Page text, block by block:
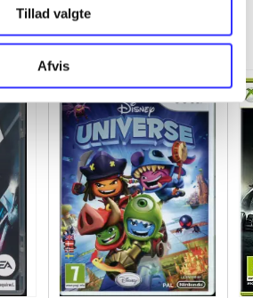
Tillad valgte
Afvis